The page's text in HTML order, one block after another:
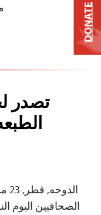
تصدر
الصحافيين اليوم
DONATE